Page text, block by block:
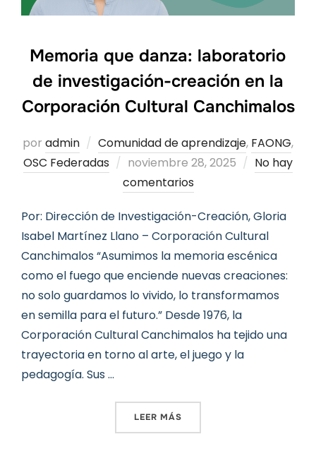
Memoria que danza: laboratorio
de investigación-creación en la
Corporación Cultural Canchimalos
por admin Comunidad de aprendizaje, FAONG,
OSC Federadas
Publicado
el
noviembre 28, 2025
No hay
comentarios
Por: Dirección de Investigación-Creación, Gloria
Isabel Martínez Llano – Corporación Cultural
Canchimalos “Asumimos la memoria escénica
como el fuego que enciende nuevas creaciones:
no solo guardamos lo vivido, lo transformamos
en semilla para el futuro.” Desde 1976, la
Corporación Cultural Canchimalos ha tejido una
trayectoria en torno al arte, el juego y la
pedagogía. Sus …
LEER MÁS